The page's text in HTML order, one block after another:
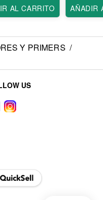
AL CARRITO
AÑADIR
Y PRIMERS /
US